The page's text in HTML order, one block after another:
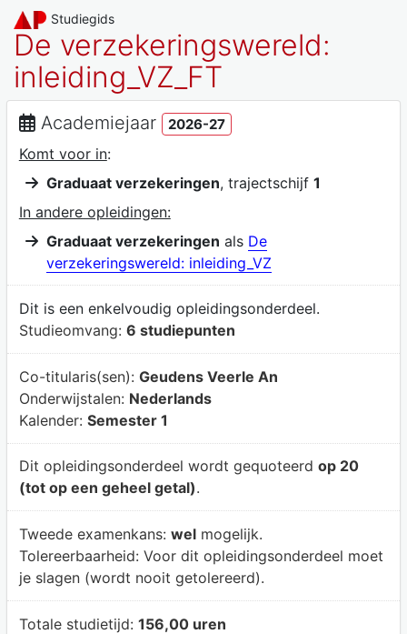
Studiegids
De verzekeringswereld:
inleiding_VZ_FT
Academiejaar 2026-27
Komt voor in:
Graduaat verzekeringen, trajectschijf 1
In andere opleidingen:
Graduaat verzekeringen als De
verzekeringswereld: inleiding_VZ
Dit is een enkelvoudig opleidingsonderdeel.
Studieomvang: 6 studiepunten
Co-titularis(sen): Geudens Veerle An
Onderwijstalen: Nederlands
Kalender: Semester 1
Dit opleidingsonderdeel wordt gequoteerd op 20
(tot op een geheel getal).
Tweede examenkans: welmogelijk.
Tolereerbaarheid: Voor dit opleidingsonderdeel moet
je slagen (wordt nooit getolereerd).
Totale studietijd: 156,00 uren